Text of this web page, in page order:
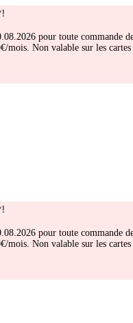
pour toute commande
Non valable sur les cartes
pour toute commande
Non valable sur les cartes